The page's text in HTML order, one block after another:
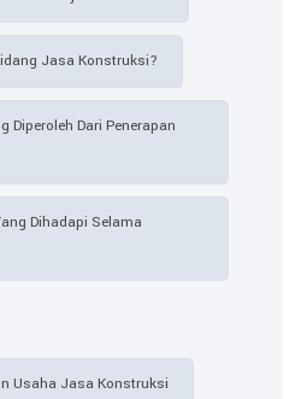
Jasa Konstruksi?
Diperoleh Dari Penerapan
Dihadapi Selama
Usaha Jasa Konstruksi​